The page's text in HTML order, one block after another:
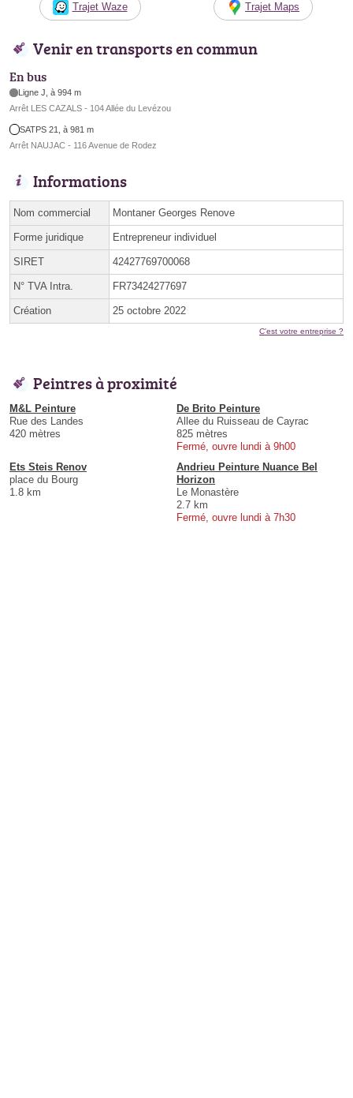
Trajet Waze Trajet Maps
Venir en transports en commun
En bus
Ligne J, à 994 m
Arrêt LES CAZALS - 104 Allée du Levézou
SATPS 21, à 981 m
Arrêt NAUJAC - 116 Avenue de Rodez
Informations
Nom commercial Montaner Georges Renove
Forme juridique Entrepreneur individuel
SIRET 42427769700068
N° TVA Intra. FR73424277697
Création 25 octobre 2022
C'est votre entreprise ?
Peintres à proximité
M&L Peinture
Rue des Landes
420 mètres
De Brito Peinture
Allee du Ruisseau de Cayrac
825 mètres
Fermé, ouvre lundi à 9h00
Ets Steis Renov
place du Bourg
1.8 km
Andrieu Peinture Nuance Bel
Horizon
Le Monastère
2.7 km
Fermé, ouvre lundi à 7h30